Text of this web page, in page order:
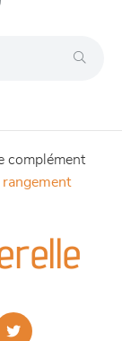
complément
rangement